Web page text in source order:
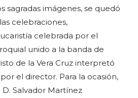
sagradas imágenes, se quedó
celebraciones,
celebrada por el
unido a la banda de
de la Vera Cruz interpretó
el director. Para la ocasión,
Salvador Martínez